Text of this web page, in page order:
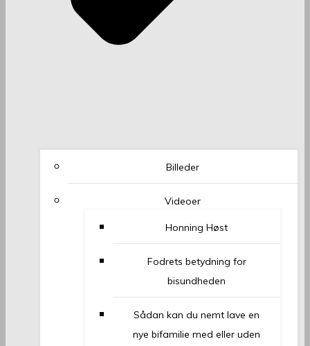
Billeder
Videoer
Honning Høst
Fodrets betydning for
bisundheden
Sådan kan du nemt lave en
nye bifamilie med eller uden